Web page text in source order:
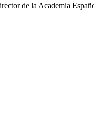
de la Academia